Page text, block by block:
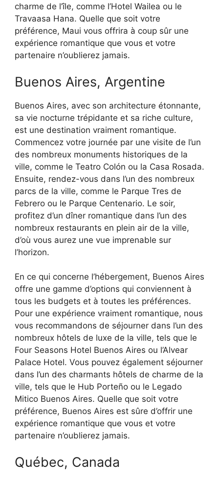
charme de l’île, comme l’Hotel Wailea ou le
Travaasa Hana. Quelle que soit votre
préférence, Maui vous offrira à coup sûr une
expérience romantique que vous et votre
partenaire n’oublierez jamais.
Buenos Aires, Argentine
Buenos Aires, avec son architecture étonnante,
sa vie nocturne trépidante et sa riche culture,
est une destination vraiment romantique.
Commencez votre journée par une visite de l’un
des nombreux monuments historiques de la
ville, comme le Teatro Colón ou la Casa Rosada.
Ensuite, rendez-vous dans l’un des nombreux
parcs de la ville, comme le Parque Tres de
Febrero ou le Parque Centenario. Le soir,
profitez d’un dîner romantique dans l’un des
nombreux restaurants en plein air de la ville,
d’où vous aurez une vue imprenable sur
l’horizon.
En ce qui concerne l’hébergement, Buenos Aires
offre une gamme d’options qui conviennent à
tous les budgets et à toutes les préférences.
Pour une expérience vraiment romantique, nous
vous recommandons de séjourner dans l’un des
nombreux hôtels de luxe de la ville, tels que le
Four Seasons Hotel Buenos Aires ou l’Alvear
Palace Hotel. Vous pouvez également séjourner
dans l’un des charmants hôtels de charme de la
ville, tels que le Hub Porteño ou le Legado
Mitico Buenos Aires. Quelle que soit votre
préférence, Buenos Aires est sûre d’offrir une
expérience romantique que vous et votre
partenaire n’oublierez jamais.
Québec, Canada